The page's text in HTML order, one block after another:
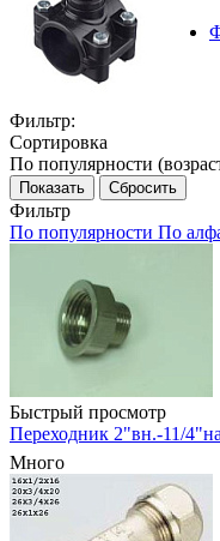
Фильтр:
Сортировка
По популярности
Показать Сбросить
Фильтр
По популярности По
Быстрый просмотр
Переходник 2"вн.-11/
Много